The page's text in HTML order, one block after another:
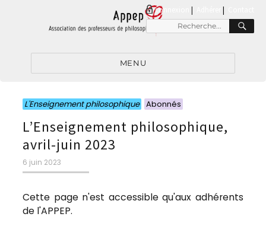
connexion |
Recherche
pour
MENU
L'Enseignement philosophique Abonnés
L’Enseignement philosophique,
avril-juin 2023
Publié
le
6 juin 2023
Cette page n'est accessible qu'aux adhérents
de l'APPEP.